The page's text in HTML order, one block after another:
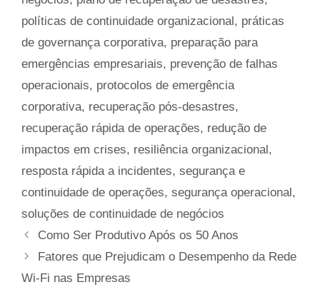
políticas de continuidade organizacional, práticas
de governança corporativa, preparação para
emergências empresariais, prevenção de falhas
operacionais, protocolos de emergência
corporativa, recuperação pós-desastres,
recuperação rápida de operações, redução de
impactos em crises, resiliência organizacional,
resposta rápida a incidentes, segurança e
continuidade de operações, segurança operacional,
soluções de continuidade de negócios
Como Ser Produtivo Após os 50 Anos
Fatores que Prejudicam o Desempenho da Rede
Wi-Fi nas Empresas